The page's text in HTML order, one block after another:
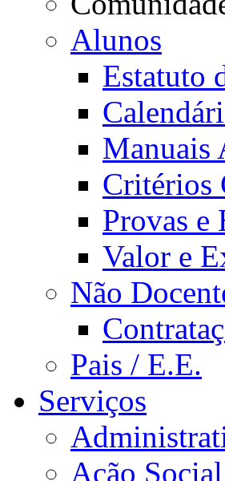
Alunos
Estatuto
Manuais
Critérios
Provas e
Valor e
Não
Pais / E.E.
Serviços
Ação